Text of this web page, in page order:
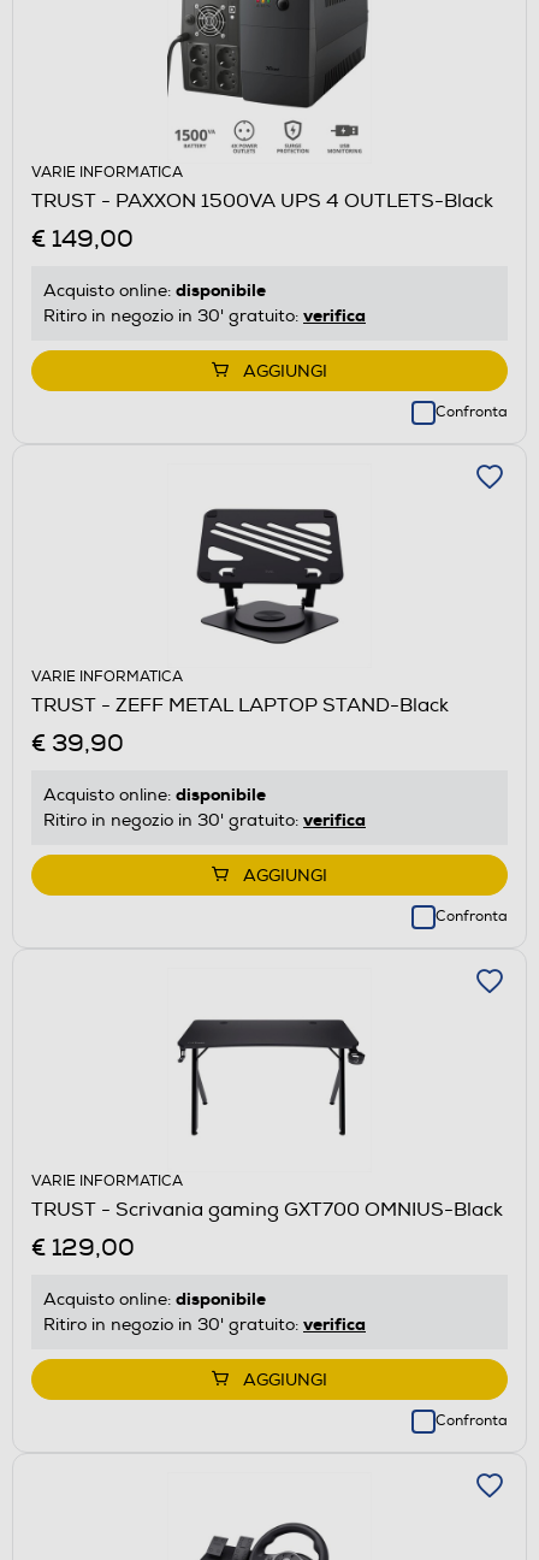
VARIE INFORMATICA
TRUST - PAXXON 1500VA UPS 4 OUTLETS-Black
€ 149,00
Acquisto online: disponibile
Ritiro in negozio in 30' gratuito: verifica
AGGIUNGI
Confronta
VARIE INFORMATICA
TRUST - ZEFF METAL LAPTOP STAND-Black
€ 39,90
Acquisto online: disponibile
Ritiro in negozio in 30' gratuito: verifica
AGGIUNGI
Confronta
VARIE INFORMATICA
TRUST - Scrivania gaming GXT700 OMNIUS-Black
€ 129,00
Acquisto online: disponibile
Ritiro in negozio in 30' gratuito: verifica
AGGIUNGI
Confronta